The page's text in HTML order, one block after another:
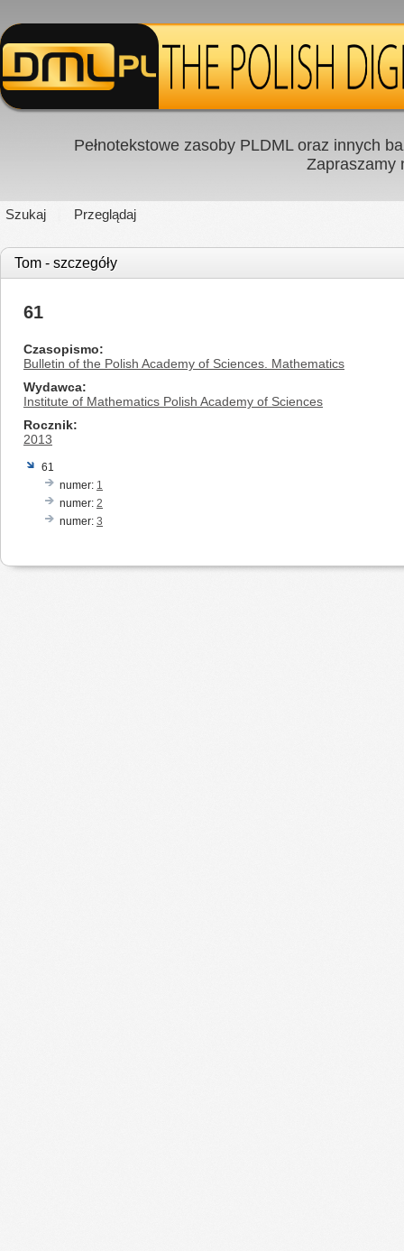
Pełnotekstowe zasoby PLDML oraz innych
Zapraszamy
Szukaj Przeglądaj
Tom - szczegóły
61
Czasopismo
Bulletin of the Polish Academy of Sciences. Mathematics
Wydawca
Institute of Mathematics Polish Academy of Sciences
Rocznik
2013
61
numer: 1
numer: 2
numer: 3